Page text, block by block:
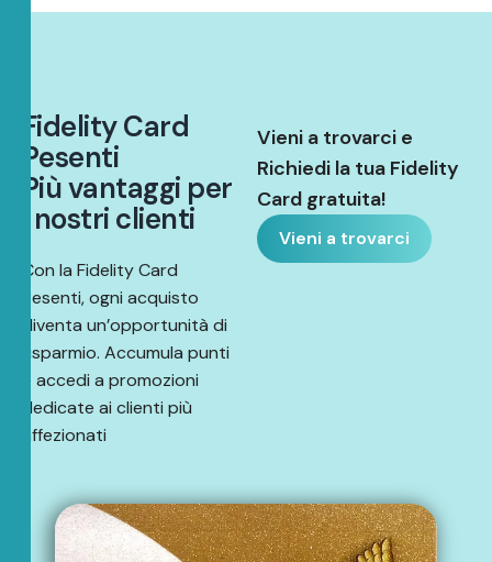
FidelityCard
Pesenti
Piùvantaggi per
nostri clienti
Con la Fidelity Card
Pesenti, ogni acquisto
diventa un’opportunità di
risparmio. Accumula punti
e accedi a promozioni
dedicate ai clienti più
affezionati
Vieni a trovarci e
Richiedi la tua Fidelity
Card gratuita!
Vieni a trovarci